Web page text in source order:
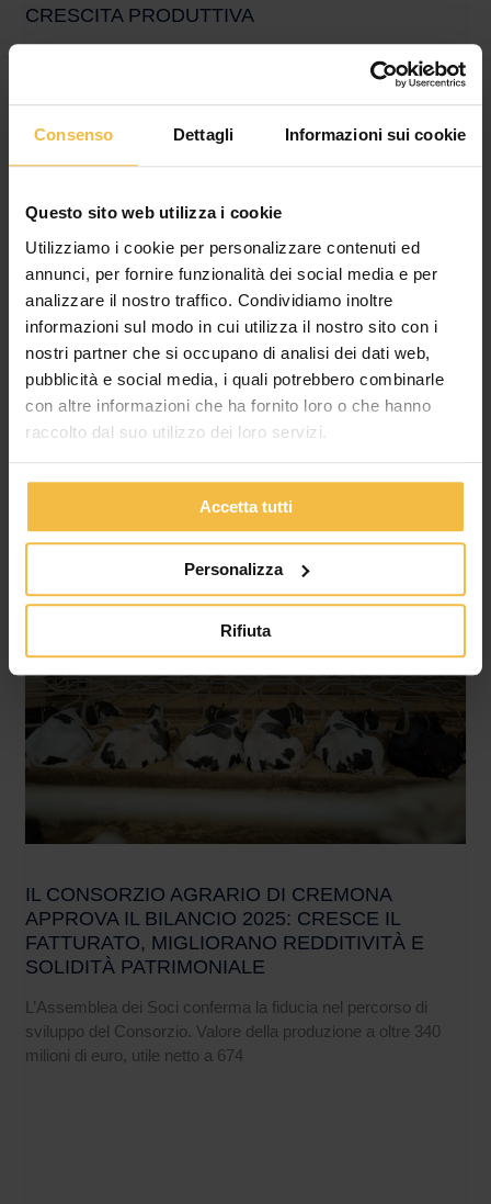
Consenso Dettagli Informazioni sui cookie
Questo sito web utilizza i cookie
Utilizziamo i cookie per personalizzare contenuti ed
annunci, per fornire funzionalità dei social media e per
analizzare il nostro traffico. Condividiamo inoltre
informazioni sul modo in cui utilizza il nostro sito con i
nostri partner che si occupano di analisi dei dati web,
pubblicità e social media, i quali potrebbero combinarle
con altre informazioni che ha fornito loro o che hanno
raccolto dal suo utilizzo dei loro servizi.
Accetta tutti
Personalizza
Rifiuta
CRESCITA PRODUTTIVA
2024), intensità energetica in calo nonostante la crescita dei
volumi, e primo brand italiano di
IL CONSORZIO AGRARIO DI CREMONA
GESTIONE DEI QUADERNI DI CAMPAGNA
sicurezza per le aziende agricole del territorio In un contesto
agricolo sempre più orientato all’innovazione e alla conformità
IL CONSORZIO AGRARIO DI CREMONA
APPROVA IL BILANCIO 2025: CRESCE IL
FATTURATO, MIGLIORANO REDDITIVITÀ E
SOLIDITÀ PATRIMONIALE
L’Assemblea dei Soci conferma la fiducia nel percorso di
sviluppo del Consorzio. Valore della produzione a oltre 340
milioni di euro, utile netto a 674